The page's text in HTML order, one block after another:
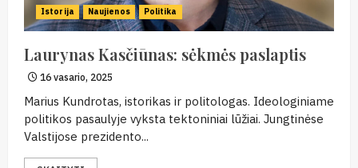
Istorija Naujienos Politika
Laurynas Kasčiūnas: sėkmės paslaptis
16 vasario, 2025
Marius Kundrotas, istorikas ir politologas. Ideologiniame
politikos pasaulyje vyksta tektoniniai lūžiai. Jungtinėse
Valstijose prezidento...